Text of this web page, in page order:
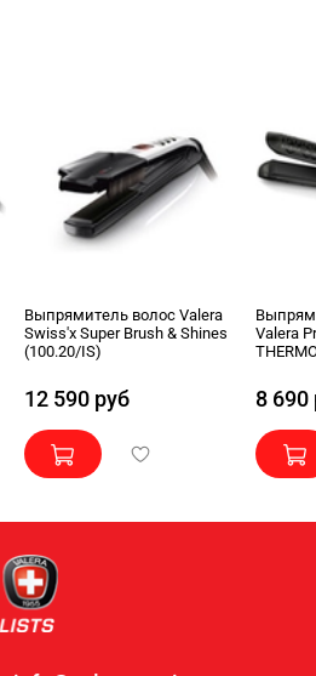
Выпрямитель волос Valera
Swiss'x Super Brush & Shines
(100.20/IS)
12 590 руб
Valera
8 690